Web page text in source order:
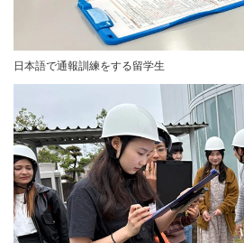
日本語で通報訓練をする留学生